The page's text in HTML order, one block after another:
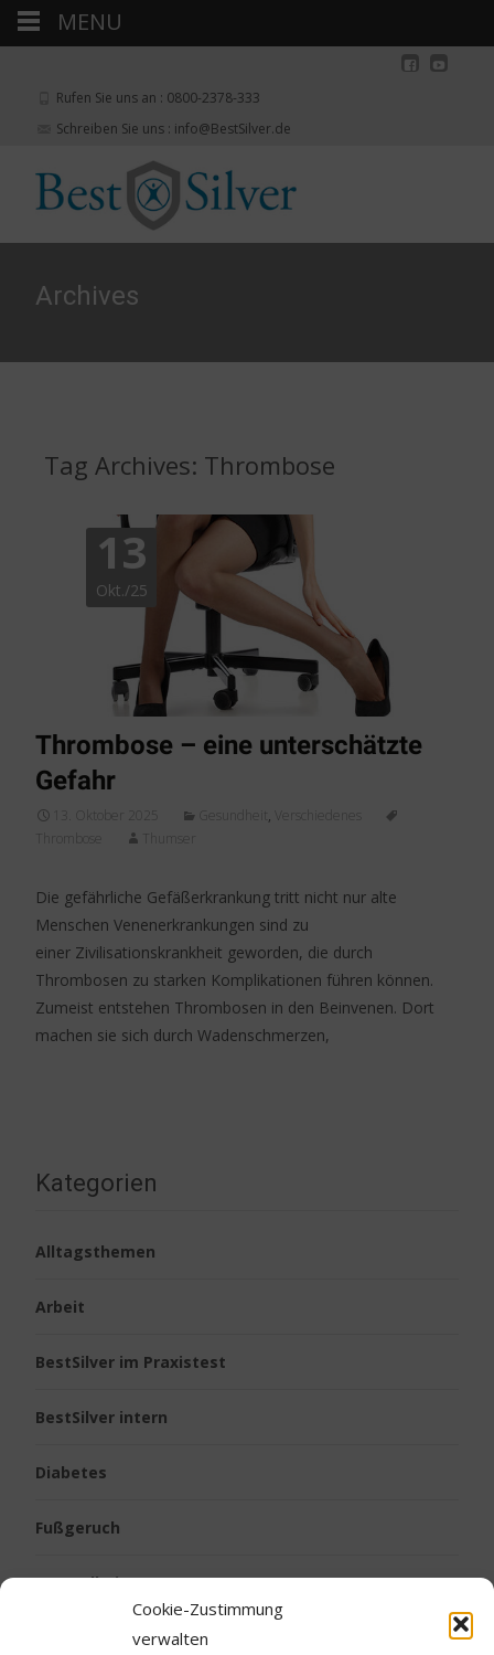
Cookie-Zustimmung
verwalten
Rufen Sie uns an : 0800-2378-333
Schreiben Sie uns : info@BestSilver.de
Archives
Tag Archives: Thrombose
13
Okt./25
Thrombose – eine unterschätzte
Gefahr
13. Oktober 2025 Gesundheit, Verschiedenes
Thrombose
Thumser
Die gefährliche Gefäßerkrankung tritt nicht nur alte
Menschen Venenerkrankungen sind zu
einer Zivilisationskrankheit geworden, die durch
Thrombosen zu starken Komplikationen führen können.
Zumeist entstehen Thrombosen in den Beinvenen. Dort
machen sie sich durch Wadenschmerzen,
Kategorien
Alltagsthemen
Arbeit
BestSilver im Praxistest
BestSilver intern
Diabetes
Fußgeruch
Gesundheit
MENU